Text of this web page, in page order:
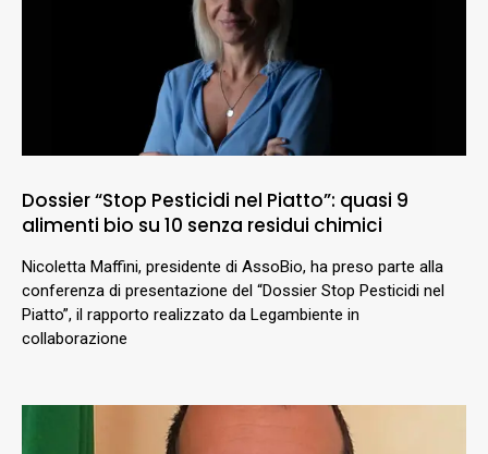
Dossier “Stop Pesticidi nel Piatto”: quasi 9
alimenti bio su 10 senza residui chimici
Nicoletta Maffini, presidente di AssoBio, ha preso parte alla
conferenza di presentazione del “Dossier Stop Pesticidi nel
Piatto”, il rapporto realizzato da Legambiente in
collaborazione